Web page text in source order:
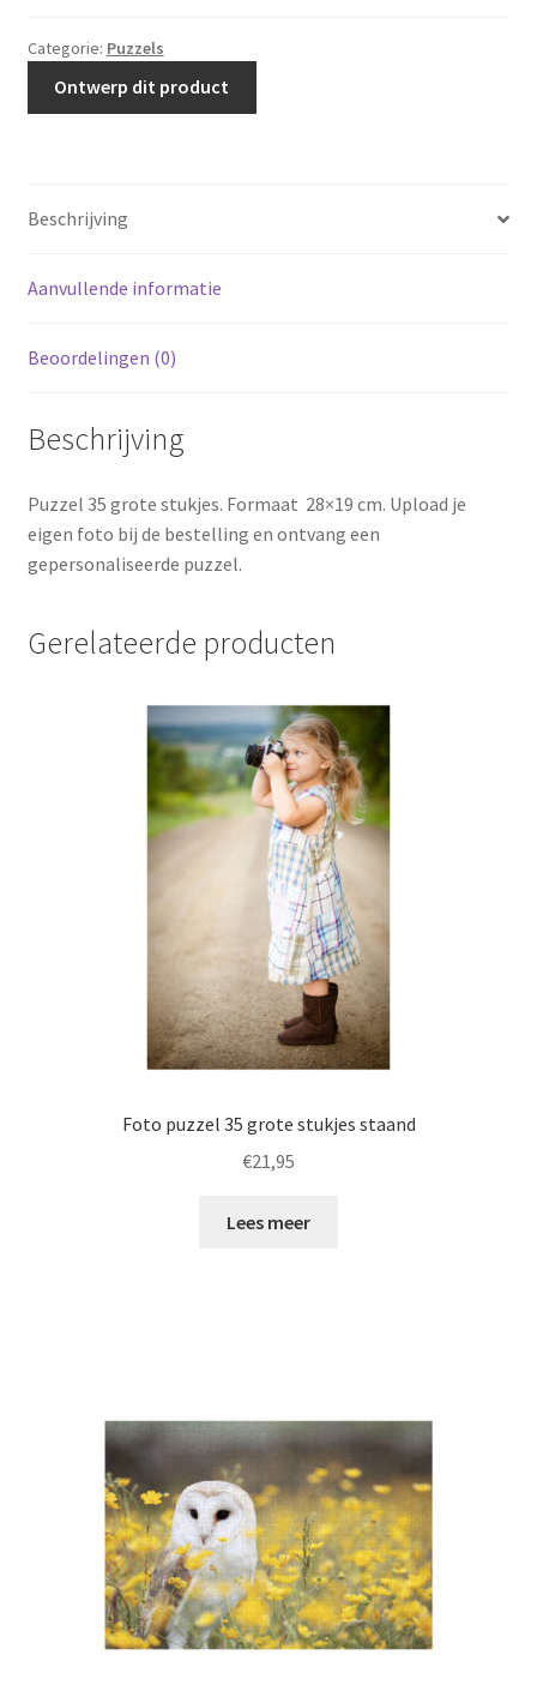
Categorie: Puzzels
Ontwerp dit product
Beschrijving
Aanvullende informatie
Beoordelingen (0)
Beschrijving
Puzzel 35 grote stukjes. Formaat 28×19 cm. Upload je
eigen foto bij de bestelling en ontvang een
gepersonaliseerde puzzel.
Gerelateerde producten
Foto puzzel 35 grote stukjes staand
€21,95
Lees meer